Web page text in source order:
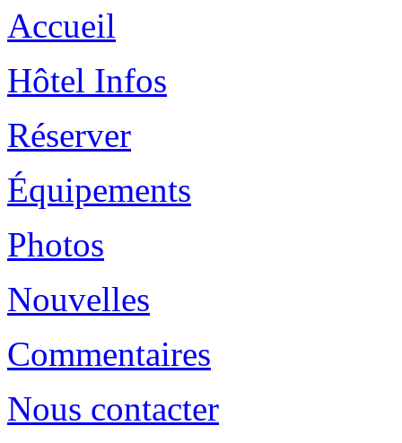
Accueil
Hôtel Infos
Réserver
Équipements
Photos
Nouvelles
Commentaires
Nous contacter